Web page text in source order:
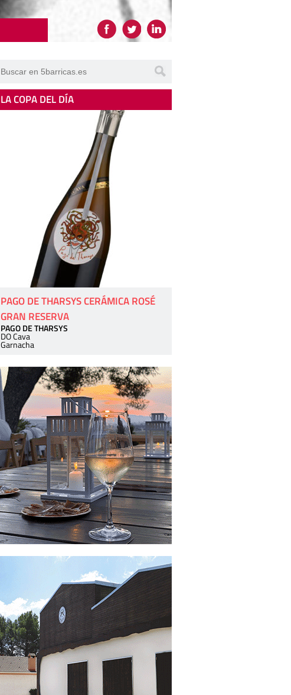
LA COPA DEL DÍA
PAGO DE THARSYS CERÁMICA ROSÉ
GRAN RESERVA
PAGO DE THARSYS
DO Cava
Garnacha